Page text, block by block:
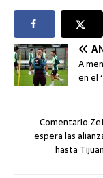
A
en el
Comentario
espera las
hasta